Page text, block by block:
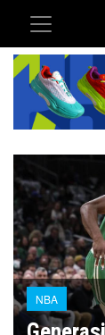
NBA